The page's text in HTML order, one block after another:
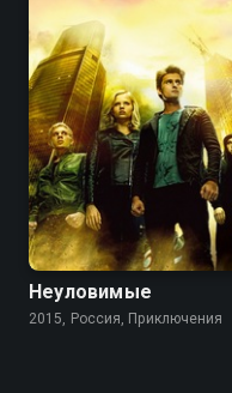
Неуловимые
2015, Россия, Приключения